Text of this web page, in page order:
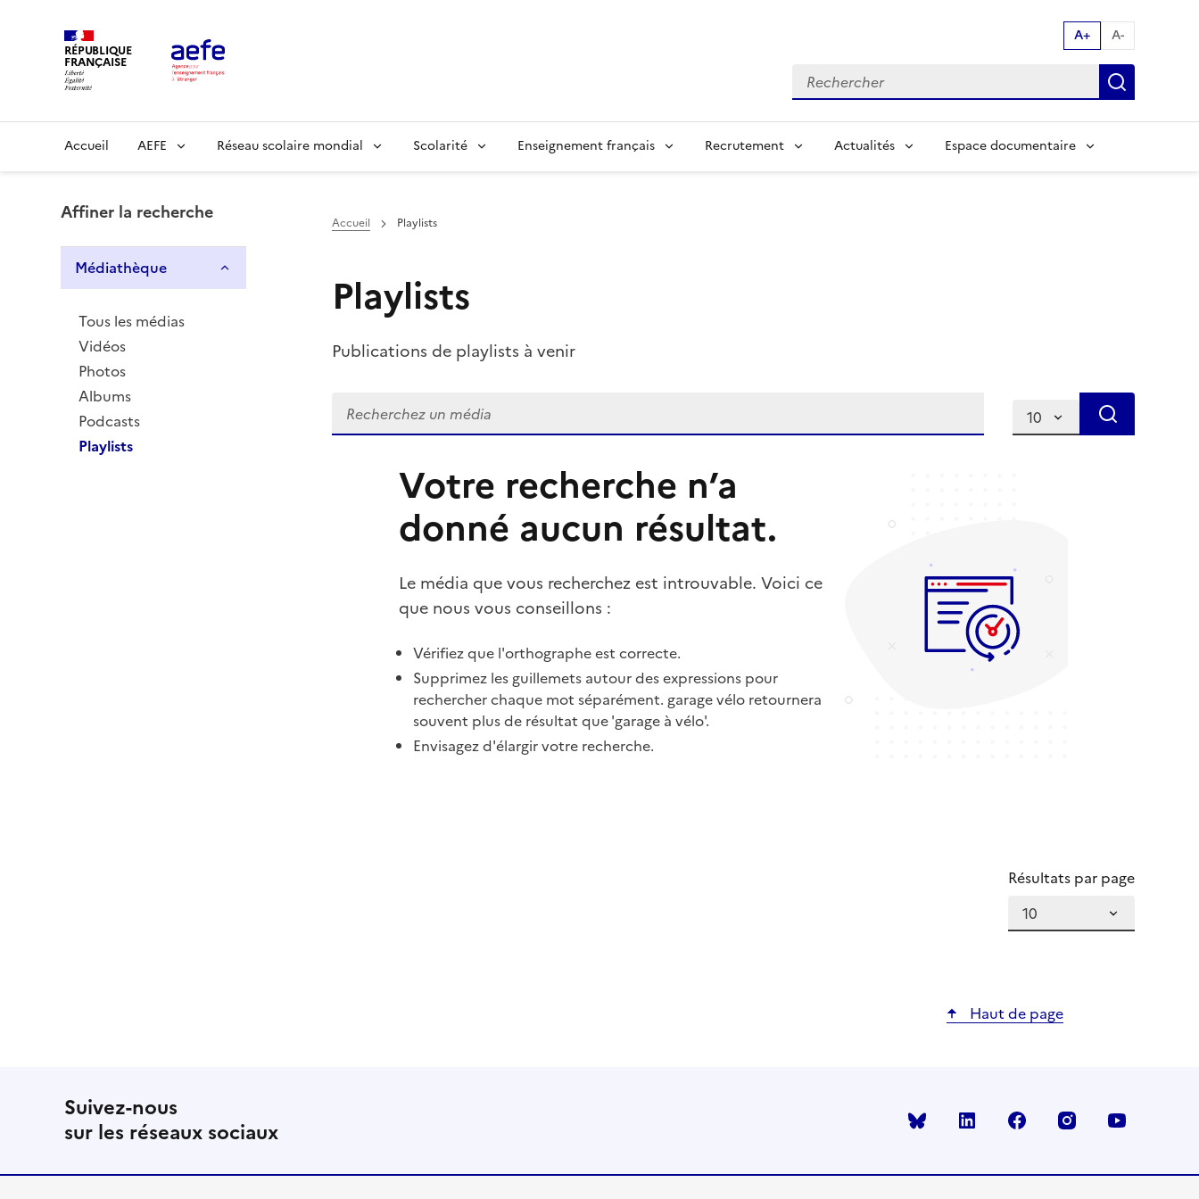
RÉPUBLIQUE
FRANÇAISE
A+ A-
Recherche par mot clés:
Main
Accueil AEFE Réseau scolaire mondial Scolarité Enseignement français Recrutement Actualités Espace documentaire
Affiner la recherche
Médiathèque
Tous les médias
Vidéos
Photos
Albums
Podcasts
Playlists
Accueil Playlists
Playlists
Publications de playlists à venir
Résultats par page
Votre recherche n’a
donné aucun résultat.
Le média que vous recherchez est introuvable. Voici ce
que nous vous conseillons :
Vérifiez que l'orthographe est correcte.
Supprimez les guillemets autour des expressions pour
rechercher chaque mot séparément. garage vélo retournera
souvent plus de résultat que 'garage à vélo'.
Envisagez d'élargir votre recherche.
Résultats par page
Haut de page
Suivez-nous
sur les réseaux sociaux
Bluesky linkedin facebook instagram